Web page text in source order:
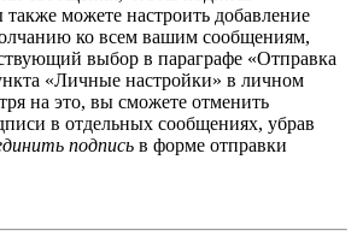
можете настроить добавление
ко всем вашим сообщениям,
выбор в параграфе «Отправка
«Личные настройки» в личном
на это, вы сможете отменить
в отдельных сообщениях, убрав
подпись в форме отправки